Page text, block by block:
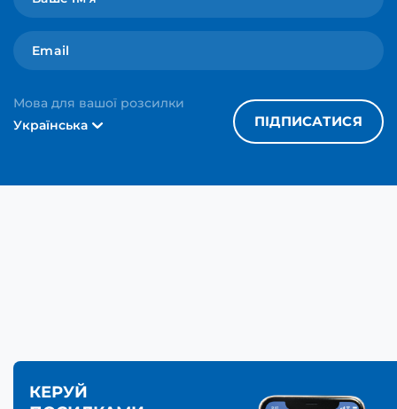
Мова для вашої розсилки
Українська
ПІДПИСАТИСЯ
КЕРУЙ